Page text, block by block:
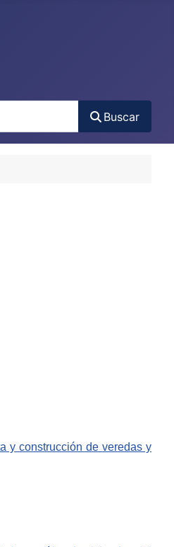
Buscar
y construcción de veredas y